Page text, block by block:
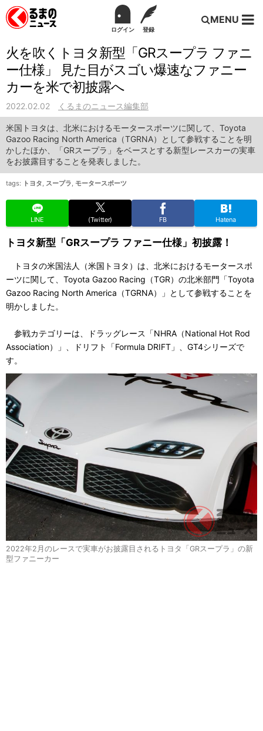
ログイン 登録
MENU
火を吹くトヨタ新型「GRスープラ ファニ
ー仕様」 見た目がスゴい爆速なファニー
カーを米で初披露へ
2022.02.02 くるまのニュース編集部
米国トヨタは、北米におけるモータースポーツに関して、Toyota
Gazoo Racing North America（TGRNA）として参戦することを明
かしたほか、「GRスープラ」をベースとする新型レースカーの実車
をお披露目することを発表しました。
tags: トヨタ, スープラ, モータースポーツ
LINE (Twitter) FB Hatena
トヨタ新型「GRスープラ ファニー仕様」初披露！
トヨタの米国法人（米国トヨタ）は、北米におけるモータースポ
ーツに関して、Toyota Gazoo Racing（TGR）の北米部門「Toyota
Gazoo Racing North America（TGRNA）」として参戦することを
明かしました。
参戦カテゴリーは、ドラッグレース「NHRA（National Hot Rod
Association）」、ドリフト「Formula DRIFT」、GT4シリーズで
す。
2022年2月のレースで実車がお披露目されるトヨタ「GRスープラ」の新
型ファニーカー